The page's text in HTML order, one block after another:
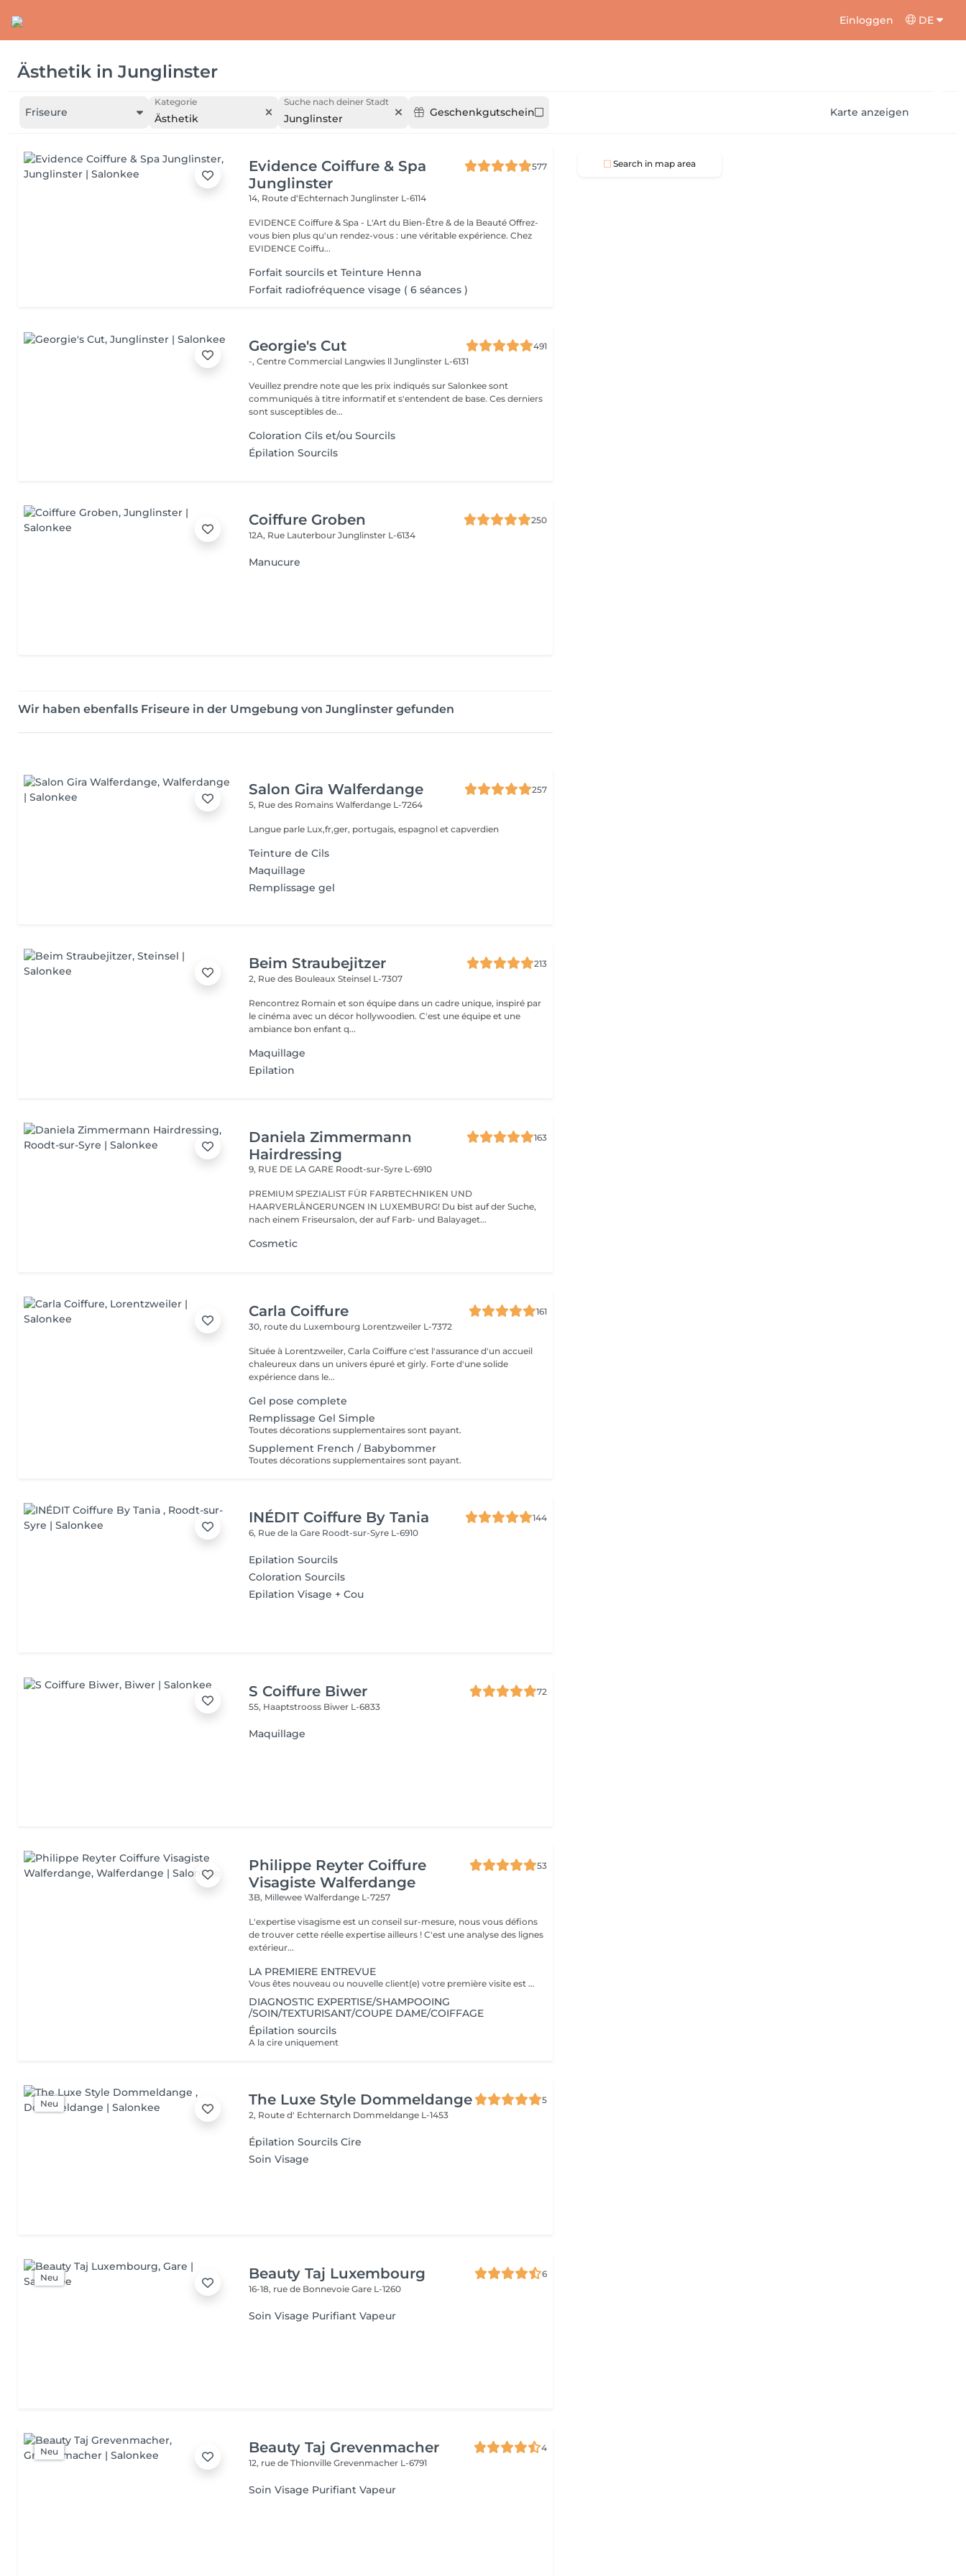
Einloggen DE
Ästhetik in Junglinster
Friseure
Kategorie
Ästhetik
Suche nach deiner Stadt
Junglinster Geschenkgutschein Karte anzeigen
Evidence Coiffure & Spa
Junglinster
577
14, Route d‘EchternachJunglinster L-6114
EVIDENCE Coiffure & Spa - L'Art du Bien-Être & de la Beauté Offrez-
vous bien plus qu'un rendez-vous : une véritable expérience. Chez
EVIDENCE Coiffu...
Forfait sourcils et Teinture Henna
Forfait radiofréquence visage ( 6 séances )
Georgie's Cut
491
-, Centre Commercial Langwies llJunglinster L-6131
Veuillez prendre note que les prix indiqués sur Salonkee sont
communiqués à titre informatif et s'entendent de base. Ces derniers
sont susceptibles de...
Coloration Cils et/ou Sourcils
Épilation Sourcils
Coiffure Groben
250
12A, Rue LauterbourJunglinster L-6134
Manucure
Wir haben ebenfalls Friseure in der Umgebung von Junglinster gefunden
Salon Gira Walferdange
257
5, Rue des RomainsWalferdange L-7264
Langue parle Lux,fr,ger, portugais, espagnol et capverdien
Teinture de Cils
Maquillage
Remplissage gel
Beim Straubejitzer
213
2, Rue des BouleauxSteinsel L-7307
Rencontrez Romain et son équipe dans un cadre unique, inspiré par
le cinéma avec un décor hollywoodien. C'est une équipe et une
ambiance bon enfant q...
Maquillage
Epilation
Daniela Zimmermann
Hairdressing
163
9, RUE DE LA GARE Roodt-sur-Syre L-6910
PREMIUM SPEZIALIST FÜR FARBTECHNIKEN UND
HAARVERLÄNGERUNGEN IN LUXEMBURG! Du bist auf der Suche,
nach einem Friseursalon, der auf Farb- und Balayaget...
Cosmetic
Carla Coiffure
161
30, route du Luxembourg Lorentzweiler L-7372
Située à Lorentzweiler, Carla Coiffure c'est l'assurance d'un accueil
chaleureux dans un univers épuré et girly. Forte d'une solide
expérience dans le...
Gel pose complete
Remplissage Gel Simple
Toutes décorations supplementaires sont payant.
Supplement French / Babybommer
Toutes décorations supplementaires sont payant.
INÉDIT Coiffure By Tania
144
6, Rue de la Gare Roodt-sur-Syre L-6910
Epilation Sourcils
Coloration Sourcils
Epilation Visage + Cou
S Coiffure Biwer
72
55, Haaptstrooss Biwer L-6833
Maquillage
Philippe Reyter Coiffure
Visagiste Walferdange
53
3B, MilleweeWalferdange L-7257
L'expertise visagisme est un conseil sur-mesure, nous vous défions
de trouver cette réelle expertise ailleurs ! C'est une analyse des lignes
extérieur...
LA PREMIERE ENTREVUE
Vous êtes nouveau ou nouvelle client(e) votre première visite est une Entrevue. (Temps 30 minutes) Cette entrevue ne comprend aucun service de réalisation, il y aura des tests de styles, de communications et du conseils. Nous apprenons à vous connaitre et nous vous conseillons sur tous vos souhaits, afin de préparer notre premier rendez-vous. Cette Entrevue, nous permettra d'avoir une approche afin de comprendre en détail vos désirs et vos envies pour votre futur coupe ou couleur. Nous élaborons ensemble nos différentes méthodes de travail autour d'un thé ou un café pour vous proposer les services adaptés en vous indiquant un devis complet afin de fixer le prochain rendez-vous pour la réalisation.
DIAGNOSTIC EXPERTISE/SHAMPOOING
/SOIN/TEXTURISANT/COUPE DAME/COIFFAGE
Épilation sourcils
A la cire uniquement
Neu The Luxe Style Dommeldange
5
2, Route d' Echternarch Dommeldange L-1453
Épilation Sourcils Cire
Soin Visage
Neu Beauty Taj Luxembourg
6
16-18, rue de BonnevoieGare L-1260
Soin Visage Purifiant Vapeur
Neu Beauty Taj Grevenmacher
4
12, rue de ThionvilleGrevenmacher L-6791
Soin Visage Purifiant Vapeur
Search in map area